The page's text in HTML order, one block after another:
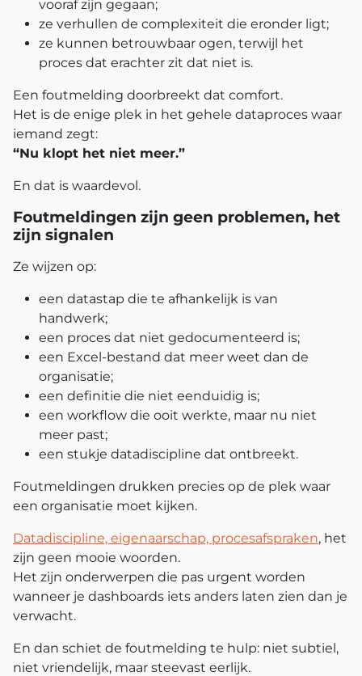
vooraf zijn gegaan;
ze verhullen de complexiteit die eronder ligt;
ze kunnen betrouwbaar ogen, terwijl het
proces dat erachter zit dat niet is.
Een foutmelding doorbreekt dat comfort.
Het is de enige plek in het gehele dataproces waar
iemand zegt:
“Nu klopt het niet meer.”
En dat is waardevol.
Foutmeldingen zijn geen problemen, het
zijn signalen
Ze wijzen op:
een datastap die te afhankelijk is van
handwerk;
een proces dat niet gedocumenteerd is;
een Excel‑bestand dat meer weet dan de
organisatie;
een definitie die niet eenduidig is;
een workflow die ooit werkte, maar nu niet
meer past;
een stukje datadiscipline dat ontbreekt.
Foutmeldingen drukken precies op de plek waar
een organisatie moet kijken.
Datadiscipline, eigenaarschap, procesafspraken, het
zijn geen mooie woorden.
Het zijn onderwerpen die pas urgent worden
wanneer je dashboards iets anders laten zien dan je
verwacht.
En dan schiet de foutmelding te hulp: niet subtiel,
niet vriendelijk, maar steevast eerlijk.